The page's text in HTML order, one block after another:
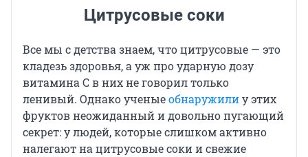
Цитрусовые соки
Все мы с детства знаем, что цитрусовые — это
кладезь здоровья, а уж про ударную дозу
витамина C в них не говорил только
ленивый. Однако ученыеобнаружилиу этих
фруктов неожиданный и довольно пугающий
секрет: у людей, которые слишком активно
налегают на цитрусовые соки и свежие